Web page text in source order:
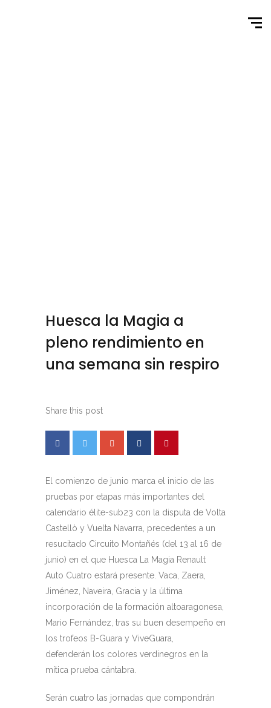
Huesca la Magia a
pleno rendimiento en
una semana sin respiro
Share this post
El comienzo de junio marca el inicio de las
pruebas por etapas más importantes del
calendario élite-sub23 con la disputa de Volta
Castellò y Vuelta Navarra, precedentes a un
resucitado Circuito Montañés (del 13 al 16 de
junio) en el que Huesca La Magia Renault
Auto Cuatro estará presente. Vaca, Zaera,
Jiménez, Naveira, Gracia y la última
incorporación de la formación altoaragonesa,
Mario Fernández, tras su buen desempeño en
los trofeos B-Guara y ViveGuara,
defenderán los colores verdinegros en la
mítica prueba cántabra.
Serán cuatro las jornadas que compondrán